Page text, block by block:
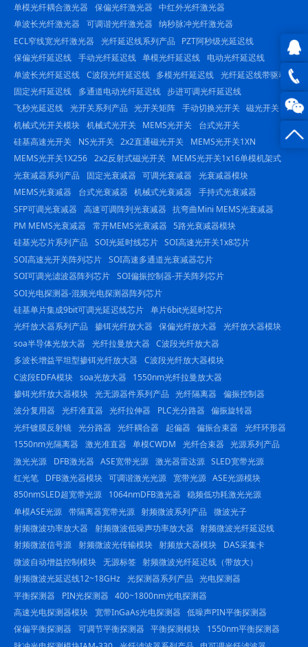
QQ在
线咨
0816
单模光纤耦合激光器
保偏光纤激光器 中红外光纤激光器
单波长光纤激光器
可调谐光纤激光器 纳秒脉冲光纤激光器
ECL窄线宽光纤激光器
光纤延迟线系列产品
PZT阿秒级光延迟线
保偏光纤延迟线 手动光纤延迟线 单模光纤延迟线
电动光纤延迟线
单波长光纤延迟线 C波段光纤延迟线 多模光纤延迟线 光纤延迟线带驱动
固定光纤延迟线
多通道电动光纤延迟线 步进可调光纤延迟线
飞秒光延迟线 光开关系列产品 光开关矩阵 手动切换光开关 磁光开关
机械式光开关模块 机械式光开关 MEMS光开关
台式光开关
硅基高速光开关
NS光开关 2x2直通磁光开关
MEMS光开关1XN
MEMS光开关1X256 2x2反射式磁光开关
MEMS光开关1x16单模机架式
光衰减器系列产品
固定光衰减器 可调光衰减器
光衰减器模块
MEMS光衰减器
台式光衰减器 机械式光衰减器
手持式光衰减器
SFP可调光衰减器
高速可调阵列光衰减器 抗弯曲Mini MEMS光衰减器
PM MEMS光衰减器
常开MEMS光衰减器 5路光衰减器模块
硅基光芯片系列产品
SOI光延时线芯片 SOI高速光开关1x8芯片
SOI高速光开关阵列芯片 SOI高速多通道光衰减器芯片
SOI可调光滤波器阵列芯片 SOI偏振控制器-开关阵列芯片
SOI光电探测器-混频光电探测器阵列芯片
硅基单片集成9bit可调光延迟线芯片 单片6bit光延时芯片
光纤放大器系列产品
掺铒光纤放大器 保偏光纤放大器
光纤放大器模块
soa半导体光放大器
光纤拉曼放大器 C波段光纤放大器
多波长增益平坦型掺铒光纤放大器
C波段光纤放大器模块
C波段EDFA模块 soa光放大器
1550nm光纤拉曼放大器
掺铒光纤放大器模块 光无源器件系列产品 光纤隔离器
偏振控制器
波分复用器
光纤准直器 光纤拉伸器 PLC光分路器
偏振旋转器
光纤镀膜反射镜 光分路器 光纤耦合器 起偏器 偏振合束器
光纤环形器
1550nm光隔离器
激光准直器 单模CWDM 光纤合束器
光源系列产品
激光光源
DFB激光器 ASE宽带光源 激光器雷达源 SLED宽带光源
红光笔
DFB激光器模块 可调谐激光光源 宽带光源 ASE光源模块
850nmSLED超宽带光源
1064nmDFB激光器 稳频低功耗激光光源
单模ASE光源 带隔离器宽带光源 射频微波系列产品
微波光子
射频微波功率放大器
射频微波低噪声功率放大器 射频微波光纤延迟线
射频微波信号源 射频微波光传输模块 射频放大器模块
DAS采集卡
微波自动增益控制模块 无源标签 射频微波光纤延迟线（带放大）
射频微波光延迟线12~18GHz 光探测器系列产品 光电探测器
平衡探测器
PIN光探测器 400~1800nm光电探测器
高速光电探测器模块
宽带InGaAs光电探测器 低噪声PIN平衡探测器
保偏平衡探测器
可调节平衡探测器 平衡探测模块
1550nm平衡探测器